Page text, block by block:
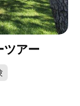
ツアー